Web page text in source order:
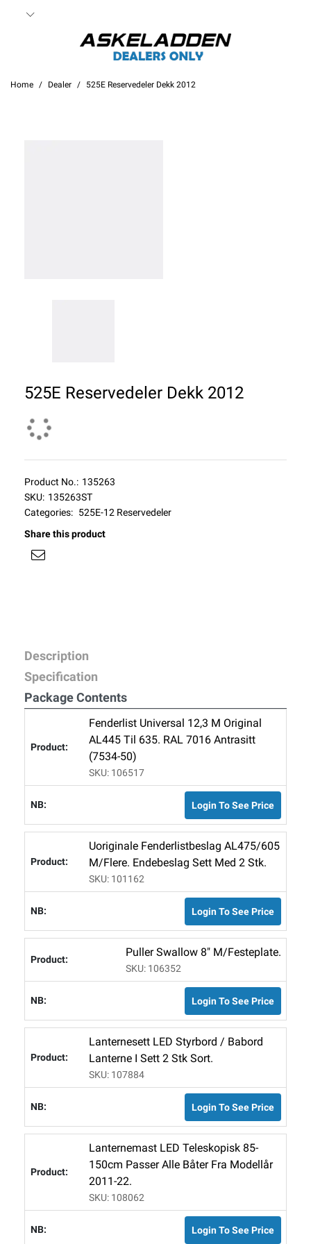
Home Dealer 525E Reservedeler Dekk 2012
525E Reservedeler Dekk 2012
Product No.: 135263
SKU: 135263ST
Categories: 525E-12 Reservedeler
Share this product
Description
Specification
Package Contents
Fenderlist Universal 12,3 M Original
AL445 Til 635. RAL 7016 Antrasitt
(7534-50)
SKU: 106517
Login To See Price
Uoriginale Fenderlistbeslag AL475/605
M/flere. Endebeslag Sett Med 2 Stk.
SKU: 101162
Login To See Price
Puller Swallow 8" M/festeplate.
SKU: 106352
Login To See Price
Lanternesett LED Styrbord / Babord
Lanterne I Sett 2 Stk Sort.
SKU: 107884
Login To See Price
Lanternemast LED Teleskopisk 85-
150cm Passer Alle Båter Fra Modellår
2011-22.
SKU: 108062
Login To See Price